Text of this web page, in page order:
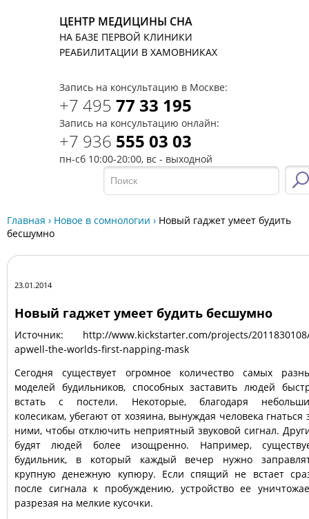
ЦЕНТР МЕДИЦИНЫ СНА
НА БАЗЕ ПЕРВОЙ КЛИНИКИ
РЕАБИЛИТАЦИИ В ХАМОВНИКАХ
Запись на консультацию в Москве:
+7 495 77 33 195
Запись на консультацию онлайн:
+7 936 555 03 03
пн-сб 10:00-20:00, вс - выходной
Главная › Новое в сомнологии › Новый гаджет умеет будить
бесшумно
23.01.2014
Новый гаджет умеет будить бесшумно
Источник: http://www.kickstarter.com/projects/
apwell-the-worlds-first-napping-mask
Сегодня существует огромное количество самых
моделей будильников, способных заставить людей
встать с постели. Некоторые, благодаря
колесикам, убегают от хозяина, вынуждая человека гнаться
ними, чтобы отключить неприятный звуковой сигнал.
будят людей более изощренно. Например,
будильник, в который каждый вечер нужно
крупную денежную купюру. Если спящий не встает
после сигнала к пробуждению, устройство ее
разрезая на мелкие кусочки.